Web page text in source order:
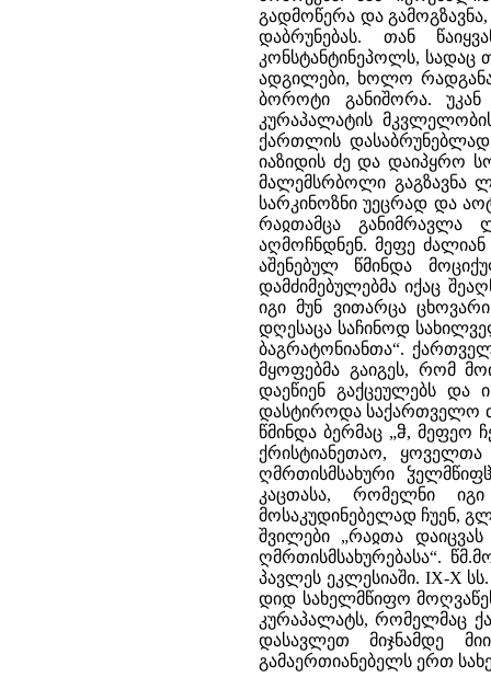
გადმოწერა და
დაბრუნებას. თან
კონსტანტინეპოლს, სადაც
ადგილები, ხოლო
ბოროტი განიშორა. უკან
კურაპალატის
ქართლის
იაზიდის ძე და დაიპყრო
მალემსრბოლი გაგზავნა
სარკინოზნი უეცრად და
რაჲთამცა განიმრავლა
აღმოჩნდნენ. მეფე
აშენებულ წმინდა
დამძიმებულებმა იქაც
იგი მუნ ვითარცა
დღესაცა საჩინოდ
ბაგრატონიანთა“.
მყოფებმა გაიგეს, რომ
დაეწიენ გაქცეულებს და
დასტიროდა საქართველო
წმინდა ბერმაც „ჵ,
ქრისტიანეთაო,
ღმრთისმსახური
კაცთასა, რომელნი
მოსაკუდინებელად ჩუენ,
შვილები „რაჲთა
ღმრთისმსახურებასა“.
პავლეს ეკლესიაში. IX-X
დიდ სახელმწიფო
კურაპალატს, რომელმაც
დასავლეთ მიჯნამდე
გამაერთიანებელს ერთ